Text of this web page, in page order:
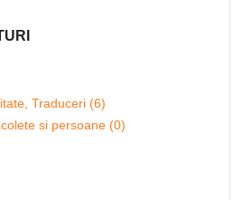
Traduceri (6)
si persoane (0)